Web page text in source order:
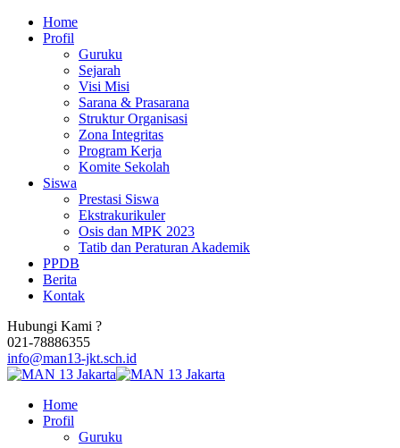
Home
Profil
Guruku
Sejarah
Visi Misi
Sarana & Prasarana
Struktur Organisasi
Zona Integritas
Program Kerja
Komite Sekolah
Siswa
Prestasi Siswa
Ekstrakurikuler
Osis dan MPK 2023
Tatib dan Peraturan Akademik
PPDB
Berita
Kontak
Hubungi Kami ?
021-78886355
info@man13-jkt.sch.id
Home
Profil
Guruku